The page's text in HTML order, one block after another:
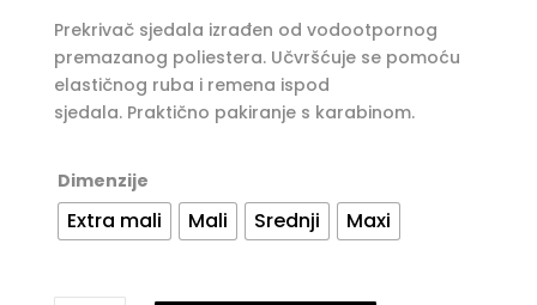
Prekrivač sjedala izrađen od vodootpornog
premazanog poliestera. Učvršćuje se pomoću
elastičnog ruba i remena ispod
sjedala. Praktično pakiranje s karabinom.
Dimenzije
Extra mali Mali Srednji Maxi